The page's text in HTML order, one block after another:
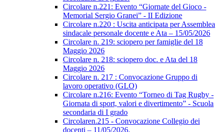
Circolare n.221: Evento “Giornate del Gioco -
Memorial Sergio Granei” - II Edizione
Circolare n.220 : Uscita anticipata per Assemblea
sindacale personale docente e Ata – 15/05/2026
Circolare n. 219: sciopero per famiglie del 18
Maggio 2026
Circolare n. 218: sciopero doc. e Ata del 18
Maggio 2026
Circolare n. 217 : Convocazione Gruppo di
lavoro operativo (GLO)
Circolare n.216: Evento “Torneo di Tag Rugby -
Giornata di sport, valori e divertimento” - Scuola
secondaria di I grado
Circolaren.215 - Convocazione Collegio dei
docenti – 11/05/2026.